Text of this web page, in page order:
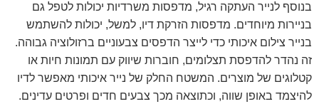
בנוסף לנייר העתקה רגיל, מדפסות משרדיות יכולות לטפל גם
בניירות מיוחדים. מדפסות הזרקת דיו, למשל, יכולות להשתמש
בנייר צילום איכותי כדי לייצר הדפסים צבעוניים ברזולוציה גבוהה.
זה נהדר להדפסת תצלומים, חוברות שיווק עם תמונות חיות או
קטלוגים של מוצרים. המשטח החלק של נייר איכותי מאפשר לדיו
להיצמד באופן שווה, וכתוצאה מכך צבעים חדים ופרטים עדינים.